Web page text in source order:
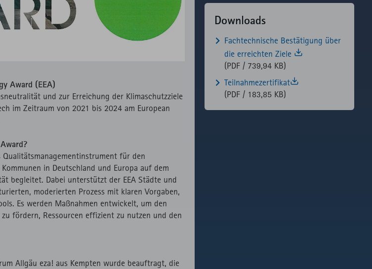
Award (EEA)
und zur Erreichung der Klimaschutzziele
im Zeitraum von 2021 bis 2024 am European
Qualitätsmanagementinstrument für den
in Deutschland und Europa auf dem
begleitet. Dabei unterstützt der EEA Städte und
moderierten Prozess mit klaren Vorgaben,
Es werden Maßnahmen entwickelt, um den
zu fördern, Ressourcen effizient zu nutzen und den
Allgäu eza! aus Kempten wurde beauftragt, die
Downloads
Fachtechnische Bestätigung über
die erreichten Ziele
(PDF / 739,94 KB)
Teilnahmezertifikat
(PDF / 183,85 KB)